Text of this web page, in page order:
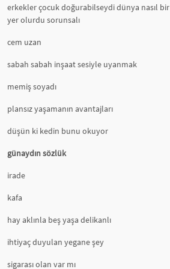
erkekler çocuk doğurabilseydi dünya nasıl bir
yer olurdu sorunsalı
cem uzan
sabah sabah inşaat sesiyle uyanmak
memiş soyadı
plansız yaşamanın avantajları
düşün ki kedin bunu okuyor
günaydın sözlük
irade
kafa
hay aklınla beş yaşa delikanlı
ihtiyaç duyulan yegane şey
sigarası olan var mı